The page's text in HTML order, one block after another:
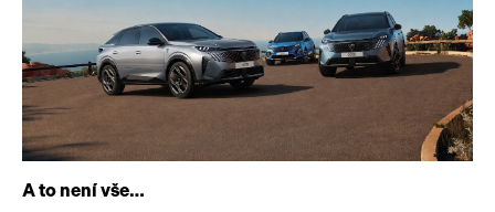
A to není vše…